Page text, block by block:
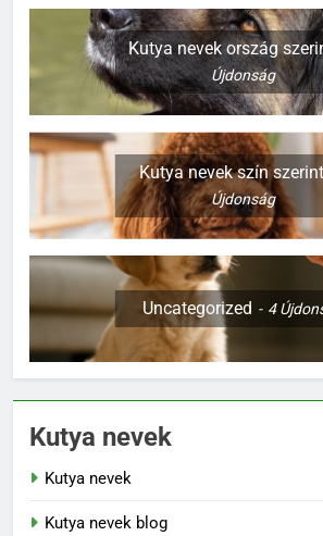
Kutya nevek ország
Újdonság
Kutya nevek szín szerint
Újdonság
Uncategorized 4
Kutya nevek
Kutya nevek
Kutya nevek blog